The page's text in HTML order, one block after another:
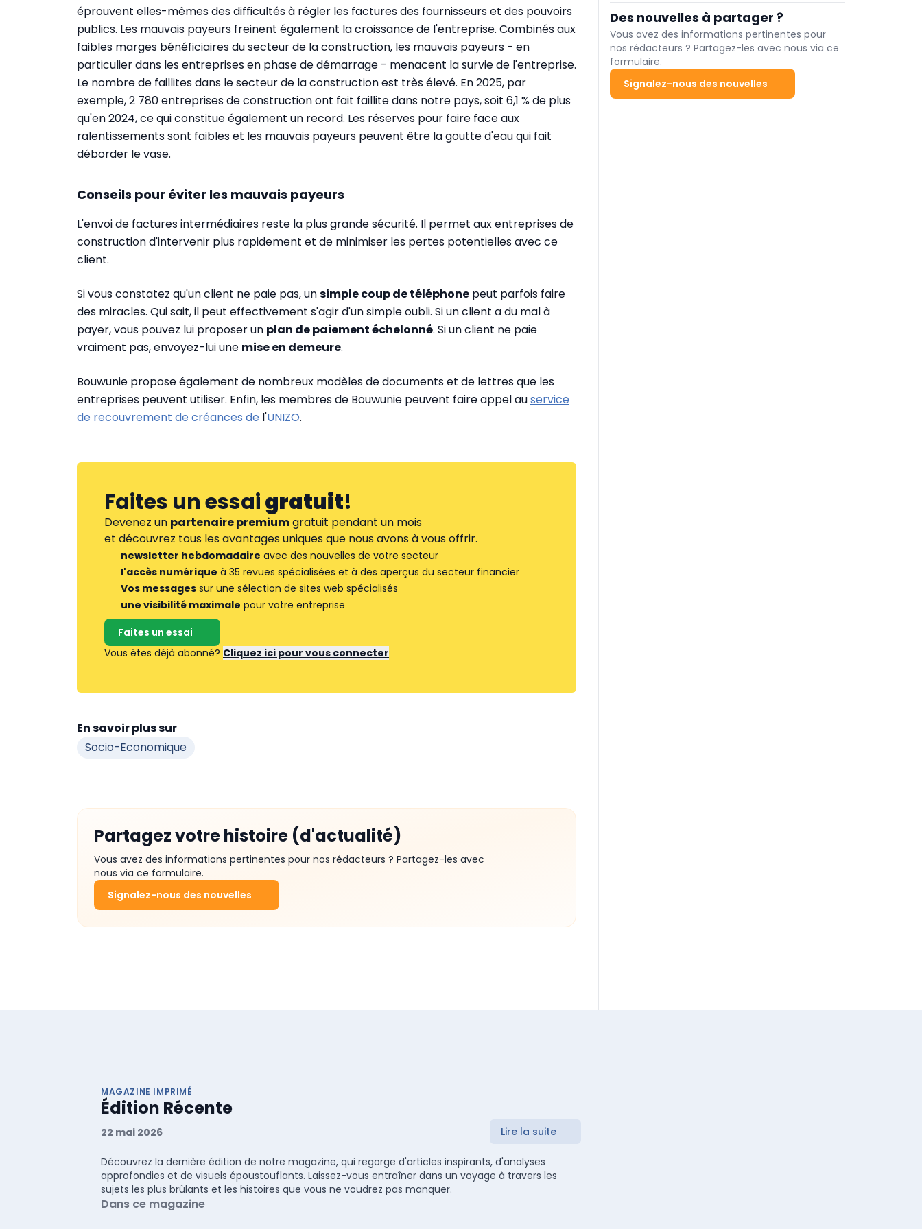
éprouvent elles-mêmes des difficultés à régler les factures des fournisseurs et des pouvoirs
publics. Les mauvais payeurs freinent également la croissance de l'entreprise. Combinés aux
faibles marges bénéficiaires du secteur de la construction, les mauvais payeurs - en
particulier dans les entreprises en phase de démarrage - menacent la survie de l'entreprise.
Le nombre de faillites dans le secteur de la construction est très élevé. En 2025, par
exemple, 2 780 entreprises de construction ont fait faillite dans notre pays, soit 6,1 % de plus
qu'en 2024, ce qui constitue également un record. Les réserves pour faire face aux
ralentissements sont faibles et les mauvais payeurs peuvent être la goutte d'eau qui fait
déborder le vase.
Conseils pour éviter les mauvais payeurs
L'envoi de factures intermédiaires reste la plus grande sécurité. Il permet aux entreprises de
construction d'intervenir plus rapidement et de minimiser les pertes potentielles avec ce
client.
Si vous constatez qu'un client ne paie pas, unsimple coup de téléphone peut parfois faire
des miracles. Qui sait, il peut effectivement s'agir d'un simple oubli. Si un client a du mal à
payer, vous pouvez lui proposer un plan de paiement échelonné. Si un client ne paie
vraiment pas, envoyez-lui une mise en demeure.
Bouwunie propose également de nombreux modèles de documents et de lettres que les
entreprises peuvent utiliser. Enfin, les membres de Bouwunie peuvent faire appel auservice
de recouvrement de créances de l'UNIZO.
Faites un essaigratuit!
Devenez un partenaire premiumgratuit pendant un mois
et découvrez tous les avantages uniques que nous avons à vous offrir.
newsletter hebdomadaire avec des nouvelles de votre secteur
l'accès numérique à 35 revues spécialisées et à des aperçus du secteur financier
Vos messages sur une sélection de sites web spécialisés
une visibilité maximale pour votre entreprise
Faites un essai
Vous êtes déjà abonné? Cliquez ici pour vous connecter
En savoir plus sur
Socio-Economique
Partagez votre histoire (d'actualité)
Vous avez des informations pertinentes pour nos rédacteurs ? Partagez-les avec
nous via ce formulaire.
Signalez-nous des nouvelles
salariés demandent toutefois plus souvent des
congés flexibles.
Des nouvelles à partager ?
Vous avez des informations pertinentes pour
nos rédacteurs ? Partagez-les avec nous via ce
formulaire.
Signalez-nous des nouvelles
MAGAZINE IMPRIMÉ
Édition Récente
22 mai 2026 Lire la suite
Découvrez la dernière édition de notre magazine, qui regorge d'articles inspirants, d'analyses
approfondies et de visuels époustouflants. Laissez-vous entraîner dans un voyage à travers les
sujets les plus brûlants et les histoires que vous ne voudrez pas manquer.
Dans ce magazine